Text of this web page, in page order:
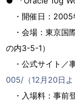
・開催日：2005
・会場：東京国
の内3-5-1）
・公式サイト／
005/（12月20日よ
・入場料：事